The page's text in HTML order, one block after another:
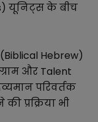
यूनिट्स के बीच
Hebrew)
और Talent
परिवर्तक
प्रक्रिया भी